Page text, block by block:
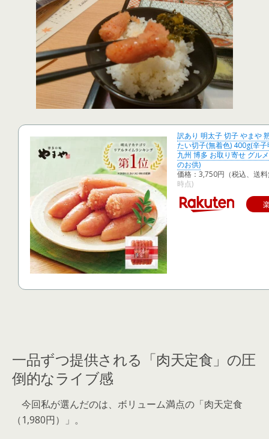
訳あり 明太子 切子 やまや
たい切子(無着色) 400g(辛
九州 博多 お取り寄せ グル
のお供)
価格：3,750円（税込、送
時点)
一品ずつ提供される「肉天定食」の圧
倒的なライブ感
今回私が選んだのは、ボリューム満点の「肉天定食
（1,980円）」。